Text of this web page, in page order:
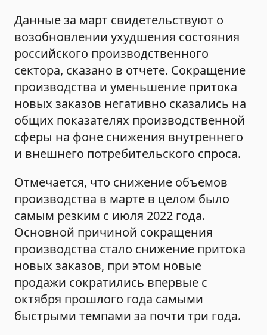
Данные за март свидетельствуют о
возобновлении ухудшения состояния
российского производственного
сектора, сказано в отчете. Сокращение
производства и уменьшение притока
новых заказов негативно сказались на
общих показателях производственной
сферы на фоне снижения внутреннего
и внешнего потребительского спроса.
Отмечается, что снижение объемов
производства в марте в целом было
самым резким с июля 2022 года.
Основной причиной сокращения
производства стало снижение притока
новых заказов, при этом новые
продажи сократились впервые с
октября прошлого года самыми
быстрыми темпами за почти три года.